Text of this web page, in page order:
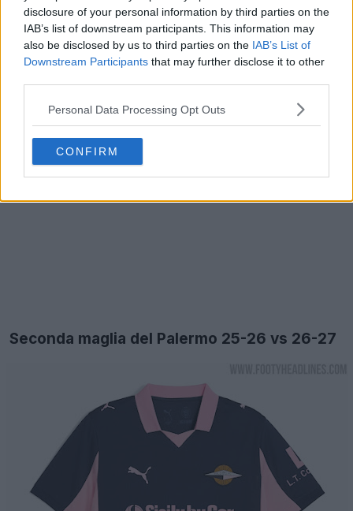
disclosure of your personal information by third parties on the
IAB’s list of downstream participants. This information may
also be disclosed by us to third parties on the IAB’s List of
Downstream Participants that may further disclose it to other
Personal Data Processing Opt Outs
CONFIRM
Seconda maglia del Palermo 25-26 vs 26-27